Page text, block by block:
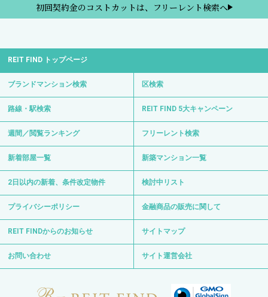
初回契約金のコストカットは、フリーレント検索へ
REIT FIND トップページ
ブランドマンション検索 区検索
路線・駅検索 REIT FIND 5大キャンペーン
週間／閲覧ランキング フリーレント検索
新着部屋一覧 新築マンション一覧
2日以内の新着、条件改定物件 検討中リスト
プライバシーポリシー 金融商品の販売に関して
REIT FINDからのお知らせ サイトマップ
お問い合わせ サイト運営会社